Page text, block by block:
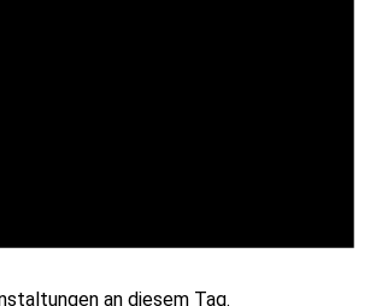
an diesem Tag.